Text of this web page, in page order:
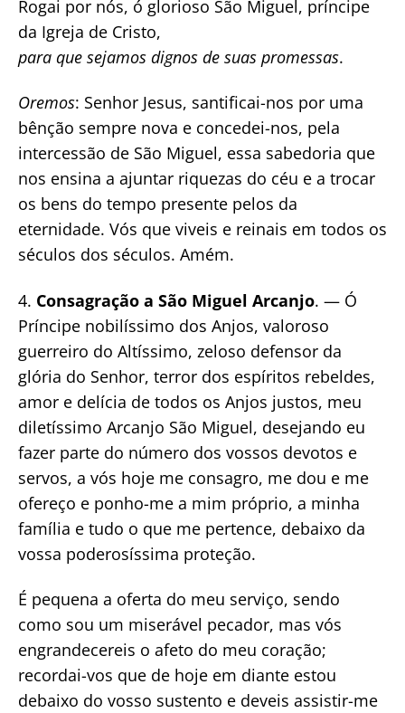
Rogai por nós, ó glorioso São Miguel, príncipe
da Igreja de Cristo,
para que sejamos dignos de suas promessas.
Oremos: Senhor Jesus, santificai-nos por uma
bênção sempre nova e concedei-nos, pela
intercessão de São Miguel, essa sabedoria que
nos ensina a ajuntar riquezas do céu e a trocar
os bens do tempo presente pelos da
eternidade. Vós que viveis e reinais em todos os
séculos dos séculos. Amém.
4. Consagração a São Miguel Arcanjo. — Ó
Príncipe nobilíssimo dos Anjos, valoroso
guerreiro do Altíssimo, zeloso defensor da
glória do Senhor, terror dos espíritos rebeldes,
amor e delícia de todos os Anjos justos, meu
diletíssimo Arcanjo São Miguel, desejando eu
fazer parte do número dos vossos devotos e
servos, a vós hoje me consagro, me dou e me
ofereço e ponho-me a mim próprio, a minha
família e tudo o que me pertence, debaixo da
vossa poderosíssima proteção.
É pequena a oferta do meu serviço, sendo
como sou um miserável pecador, mas vós
engrandecereis o afeto do meu coração;
recordai-vos que de hoje em diante estou
debaixo do vosso sustento e deveis assistir-me